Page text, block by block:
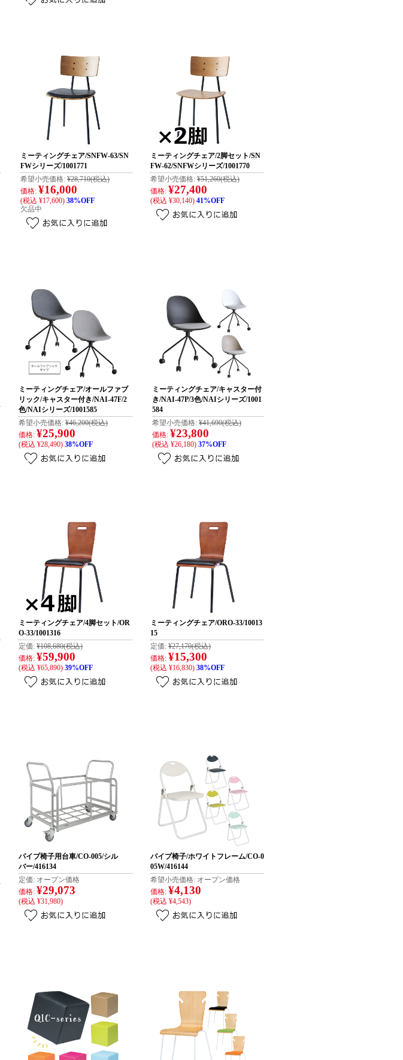
ミーティングチェア/SNFW-63/SN
FWシリーズ/1001771
希望小売価格: ¥28,710(税込)
価格: ¥16,000
(税込 ¥17,600) 38%OFF
欠品中
ミーティングチェア/2脚セット/SN
FW-62/SNFWシリーズ/1001770
希望小売価格: ¥51,260(税込)
価格: ¥27,400
(税込 ¥30,140) 41%OFF
ミーティングチェア/オールファブ
リック/キャスター付き/NAI-47F/2
色/NAIシリーズ/1001585
希望小売価格: ¥46,200(税込)
価格: ¥25,900
(税込 ¥28,490) 38%OFF
ミーティングチェア/キャスター付
き/NAI-47P/3色/NAIシリーズ/1001
584
希望小売価格: ¥41,690(税込)
価格: ¥23,800
(税込 ¥26,180) 37%OFF
ミーティングチェア/4脚セット/OR
O-33/1001316
定価: ¥108,680(税込)
価格: ¥59,900
(税込 ¥65,890) 39%OFF
ミーティングチェア/ORO-33/10013
15
定価: ¥27,170(税込)
価格: ¥15,300
(税込 ¥16,830) 38%OFF
パイプ椅子用台車/CO-005/シル
バー/416134
定価: オープン価格
価格: ¥29,073
(税込 ¥31,980)
パイプ椅子/ホワイトフレーム/CO-0
05W/416144
希望小売価格: オープン価格
価格: ¥4,130
(税込 ¥4,543)